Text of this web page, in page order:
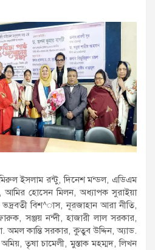
ইসলাম রন্টু, দিনেশ মন্ডল, এডিএম
হোসেন মিলন, অধ্যাপক সুরাইয়া
বিশ^াস, নূরজাহান আরা নীতি,
সঞ্জয় নন্দী, হাজারী লাল সরকার,
অমল কান্তি সরকার, কুতুব উদ্দিন, অ্যাড.
তৃষা চামেলী, মুস্তাক মহম্মদ, লিখন